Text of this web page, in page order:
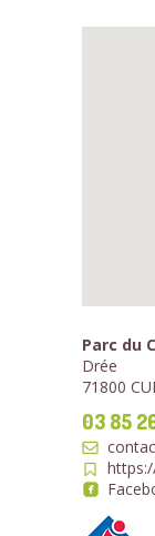
Parc du
Drée
71800
03 85